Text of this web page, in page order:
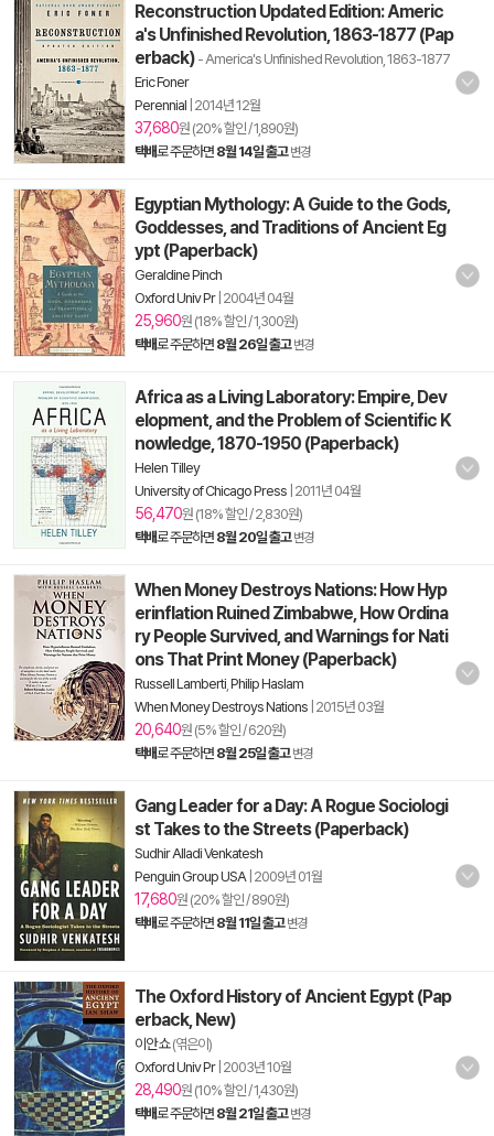
Reconstruction Updated Edition: Americ
a's Unfinished Revolution, 1863-1877 (Pap
erback) - America's Unfinished Revolution, 1863-1877
Eric Foner
Perennial 2014년 12월
37,680원 (20% 할인 / 1,890원)
택배로 주문하면 8월 14일 출고 변경
Egyptian Mythology: A Guide to the Gods,
Goddesses, and Traditions of Ancient Eg
ypt (Paperback)
Geraldine Pinch
Oxford Univ Pr| 2004년 04월
25,960원 (18% 할인 / 1,300원)
택배로 주문하면 8월 26일 출고 변경
Africa as a Living Laboratory: Empire, Dev
elopment, and the Problem of Scientific K
nowledge, 1870-1950 (Paperback)
Helen Tilley
University of Chicago Press 2011년 04월
56,470원 (18% 할인 / 2,830원)
택배로 주문하면 8월 20일 출고 변경
When Money Destroys Nations: How Hyp
erinflation Ruined Zimbabwe, How Ordina
ry People Survived, and Warnings for Nati
ons That Print Money (Paperback)
Russell Lamberti Philip Haslam
When Money Destroys Nations 2015년 03월
20,640원 (5% 할인 / 620원)
택배로 주문하면 8월 25일 출고 변경
Gang Leader for a Day: A Rogue Sociologi
st Takes to the Streets (Paperback)
Sudhir Alladi Venkatesh
Penguin Group USA| 2009년 01월
17,680원 (20% 할인 / 890원)
택배로 주문하면 8월 11일 출고 변경
The Oxford History of Ancient Egypt (Pap
erback, New)
이안 쇼(엮은이)
Oxford Univ Pr| 2003년 10월
28,490원 (10% 할인 / 1,430원)
택배로 주문하면 8월 21일 출고 변경